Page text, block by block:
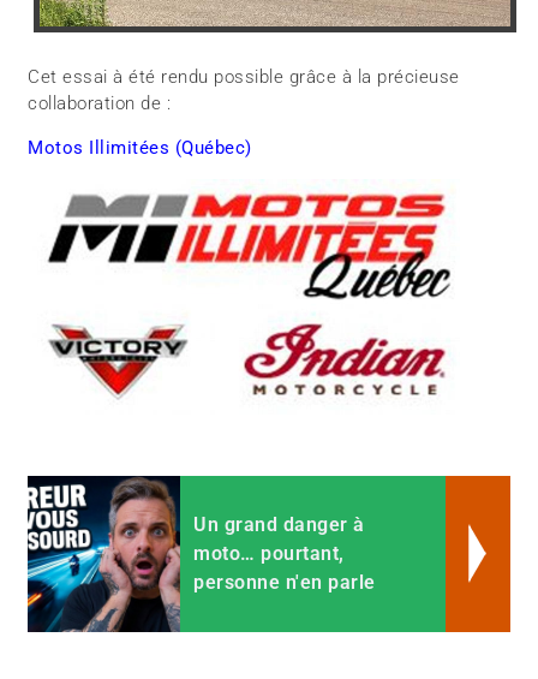
Cet essai à été rendu possible grâce à la précieuse
collaboration de :
Motos Illimitées (Québec)
Un grand danger à
moto… pourtant,
personne n'en parle